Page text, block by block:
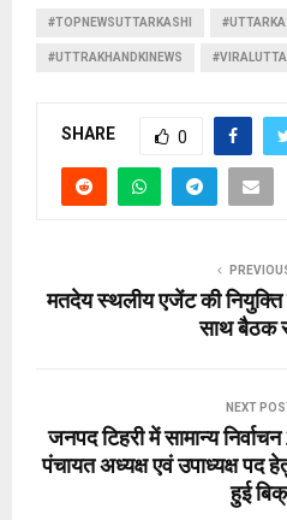
#TOPNEWSUTTARKASHI
#UTTRAKHANDKINEWS
SHARE 0
मतदेय स्थलीय एजेंट की
साथ बैठक
NEXT
जनपद टिहरी में सामान्य
पंचायत अध्यक्ष एवं उपाध्यक्ष पद
हुई